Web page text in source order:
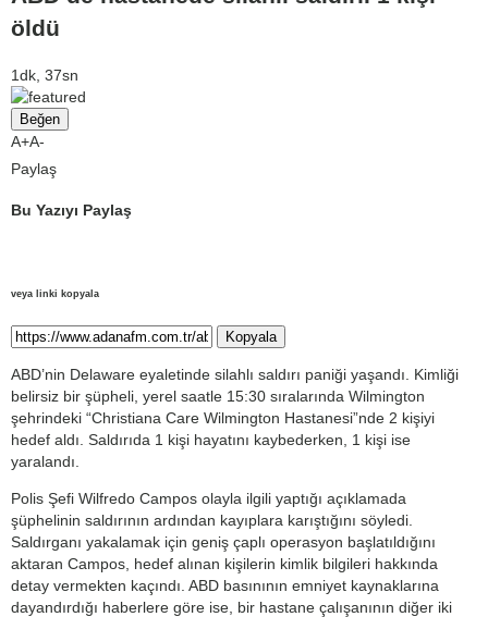
öldü
1dk, 37sn
Beğen
A+A-
Paylaş
Bu Yazıyı Paylaş
veya linki kopyala
Kopyala
ABD’nin Delaware eyaletinde silahlı saldırı paniği yaşandı. Kimliği
belirsiz bir şüpheli, yerel saatle 15:30 sıralarında Wilmington
şehrindeki “Christiana Care Wilmington Hastanesi”nde 2 kişiyi
hedef aldı. Saldırıda 1 kişi hayatını kaybederken, 1 kişi ise
yaralandı.
Polis Şefi Wilfredo Campos olayla ilgili yaptığı açıklamada
şüphelinin saldırının ardından kayıplara karıştığını söyledi.
Saldırganı yakalamak için geniş çaplı operasyon başlatıldığını
aktaran Campos, hedef alınan kişilerin kimlik bilgileri hakkında
detay vermekten kaçındı. ABD basınının emniyet kaynaklarına
dayandırdığı haberlere göre ise, bir hastane çalışanının diğer iki